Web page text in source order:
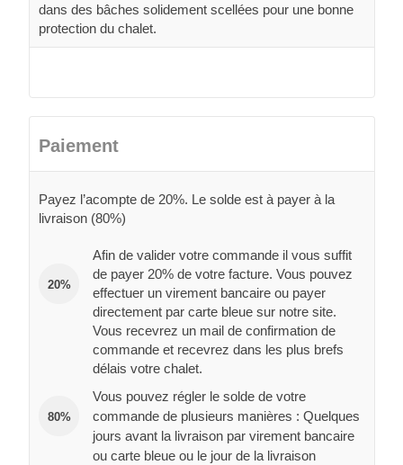
dans des bâches solidement scellées pour une bonne
protection du chalet.
Paiement
Payez l’acompte de 20%. Le solde est à payer à la
livraison (80%)
20%
Afin de valider votre commande il vous suffit
de payer 20% de votre facture. Vous pouvez
effectuer un virement bancaire ou payer
directement par carte bleue sur notre site.
Vous recevrez un mail de confirmation de
commande et recevrez dans les plus brefs
délais votre chalet.
80%
Vous pouvez régler le solde de votre
commande de plusieurs manières : Quelques
jours avant la livraison par virement bancaire
ou carte bleue ou le jour de la livraison